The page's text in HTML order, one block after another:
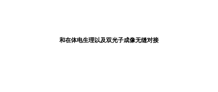
和在体电生理以及双光子成像无缝对接